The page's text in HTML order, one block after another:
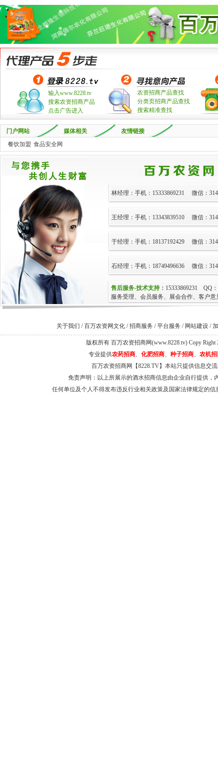
输入www.8228.tv
搜索农资招商产品
点击广告进入
农资招商产品查找
分类页招商产品查找
搜索精准查找
门户网站 媒体相关
友情链接
餐饮加盟 食品安全网
林经理：手机：15333869231 微信：
王经理：手机：13343839510 微信：
于经理：手机：18137192429 微信：
石经理：手机：18749496636 微信：
售后服务-技术支持： 15333869231
QQ
服务受理、会员服务、展会合作、客户
关于我们 /百万农资网文化 /招商服务 /平台服务 / 网站建设 /
版权所有 百万农资招商网(www.8228.tv) Copy Right
专业提供农药招商、 化肥招商、 种子招商、 农机
百万农资招商网【8228.TV】本站只提供信息交
免责声明：以上所展示的酒水招商信息由企业自行提供
任何单位及个人不得发布违反行业相关政策及国家法律规定的